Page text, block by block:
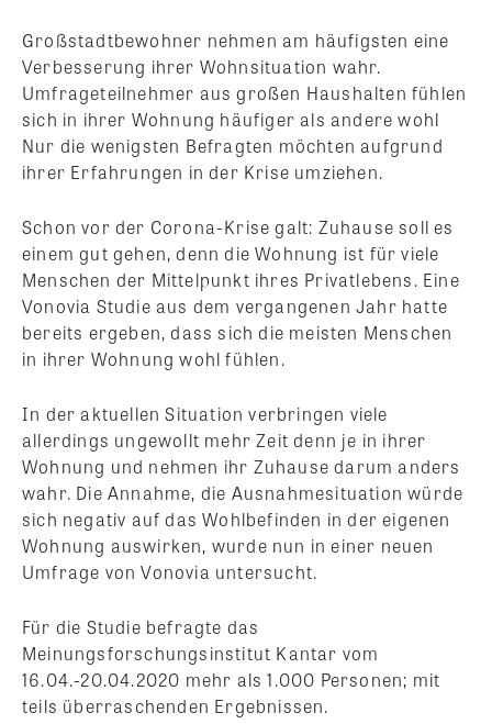
Großstadtbewohner nehmen am häufigsten eine
Verbesserung ihrer Wohnsituation wahr.
Umfrageteilnehmer aus großen Haushalten fühlen
sich in ihrer Wohnung häufiger als andere wohl
Nur die wenigsten Befragten möchten aufgrund
ihrer Erfahrungen in der Krise umziehen.
Schon vor der Corona-Krise galt: Zuhause soll es
einem gut gehen, denn die Wohnung ist für viele
Menschen der Mittelpunkt ihres Privatlebens. Eine
Vonovia Studie aus dem vergangenen Jahr hatte
bereits ergeben, dass sich die meisten Menschen
in ihrer Wohnung wohl fühlen.
In der aktuellen Situation verbringen viele
allerdings ungewollt mehr Zeit denn je in ihrer
Wohnung und nehmen ihr Zuhause darum anders
wahr. Die Annahme, die Ausnahmesituation würde
sich negativ auf das Wohlbefinden in der eigenen
Wohnung auswirken, wurde nun in einer neuen
Umfrage von Vonovia untersucht.
Für die Studie befragte das
Meinungsforschungsinstitut Kantar vom
16.04.-20.04.2020 mehr als 1.000 Personen; mit
teils überraschenden Ergebnissen.